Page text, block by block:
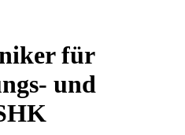
für
und